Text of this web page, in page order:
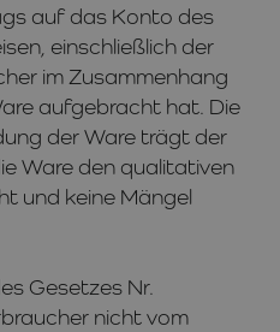
auf das Konto des
einschließlich der
im Zusammenhang
aufgebracht hat. Die
der Ware trägt der
Ware den qualitativen
und keine Mängel
Gesetzes Nr.
nicht vom